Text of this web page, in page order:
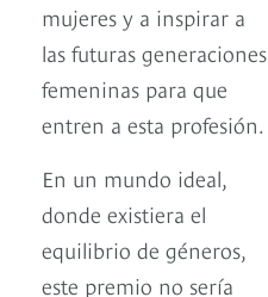
mujeres y a inspirar a
las futuras generaciones
femeninas para que
entren a esta profesión.
En un mundo ideal,
donde existiera el
equilibrio de géneros,
este premio no sería